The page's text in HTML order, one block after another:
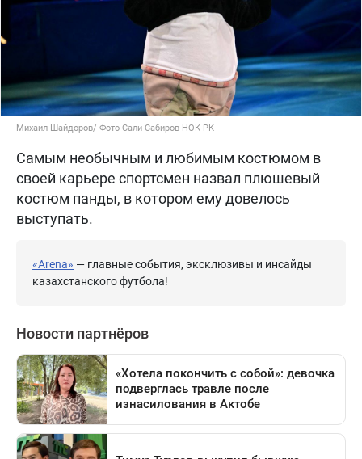
Михаил Шайдоров/ Фото Сали Сабиров НОК РК
Самым необычным и любимым костюмом в
своей карьере спортсмен назвал плюшевый
костюм панды, в котором ему довелось
выступать.
«Arena» — главные события, эксклюзивы и инсайды
казахстанского футбола!